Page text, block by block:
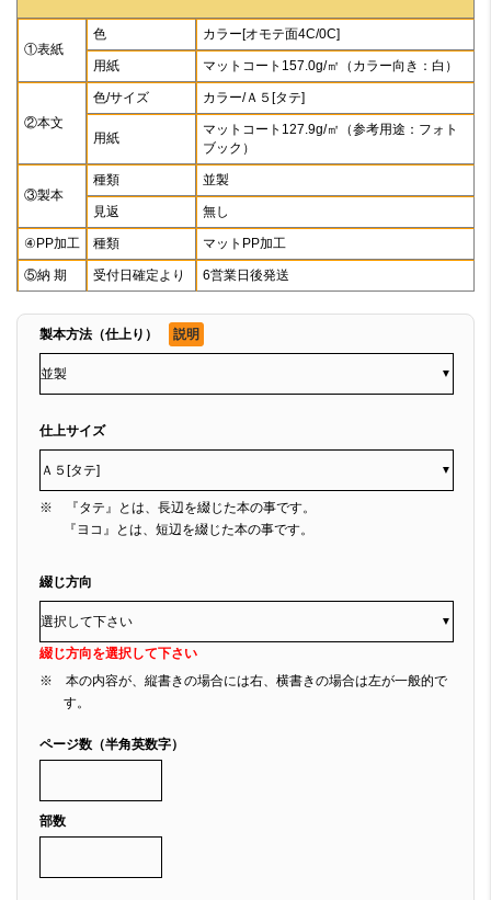
①表紙
色 カラー[オモテ面4C/0C]
用紙 マットコート157.0g/㎡（カラー向き：白）
②本文
色/サイズ カラー/Ａ５[タテ]
用紙
マットコート127.9g/㎡（参考用途：フォト
ブック）
③製本
種類 並製
見返 無し
④PP加工 種類 マットPP加工
⑤納 期 受付日確定より 6営業日後発送
製本方法（仕上り） 説明
▼
仕上サイズ
▼
※ 『タテ』とは、長辺を綴じた本の事です。
『ヨコ』とは、短辺を綴じた本の事です。
綴じ方向
▼
綴じ方向を選択して下さい
※ 本の内容が、縦書きの場合には右、横書きの場合は左が一般的で
す。
ページ数（半角英数字）
部数